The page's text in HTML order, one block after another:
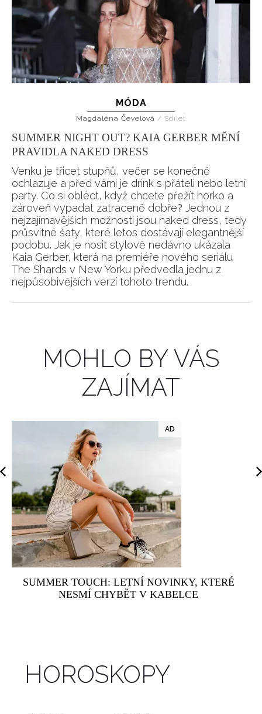
INFORMACE
MÓDA
Magdaléna Čevelová / Sdílet
SUMMER NIGHT OUT? KAIA GERBER MĚNÍ
PRAVIDLA NAKED DRESS
Venku je třicet stupňů, večer se konečně
ochlazuje a před vámi je drink s přáteli nebo letní
party. Co si obléct, když chcete přežít horko a
zároveň vypadat zatraceně dobře? Jednou z
nejzajímavějších možností jsou naked dress, tedy
průsvitné šaty, které letos dostávají elegantnější
podobu. Jak je nosit stylově nedávno ukázala
Kaia Gerber, která na premiéře nového seriálu
The Shards v New Yorku předvedla jednu z
nejpůsobivějších verzí tohoto trendu.
MOHLO BY VÁS
ZAJÍMAT
SUMMER TOUCH: LETNÍ NOVINKY, KTERÉ
NESMÍ CHYBĚT V KABELCE
HOROSKOPY